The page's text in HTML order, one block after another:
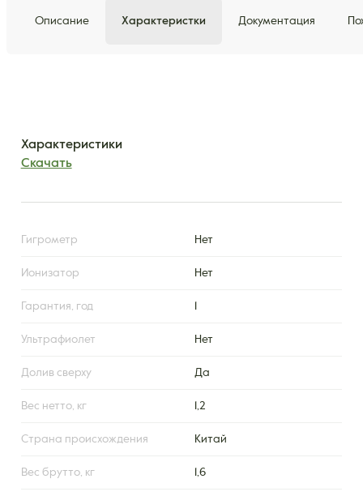
Описание Характеристки Документация
Характеристики
Скачать
Гигрометр Нет
Ионизатор Нет
Гарантия, год
Ультрафиолет Нет
Долив сверху Да
Вес нетто, кг 1,2
Страна происхождения Китай
Вес брутто, кг 1,6